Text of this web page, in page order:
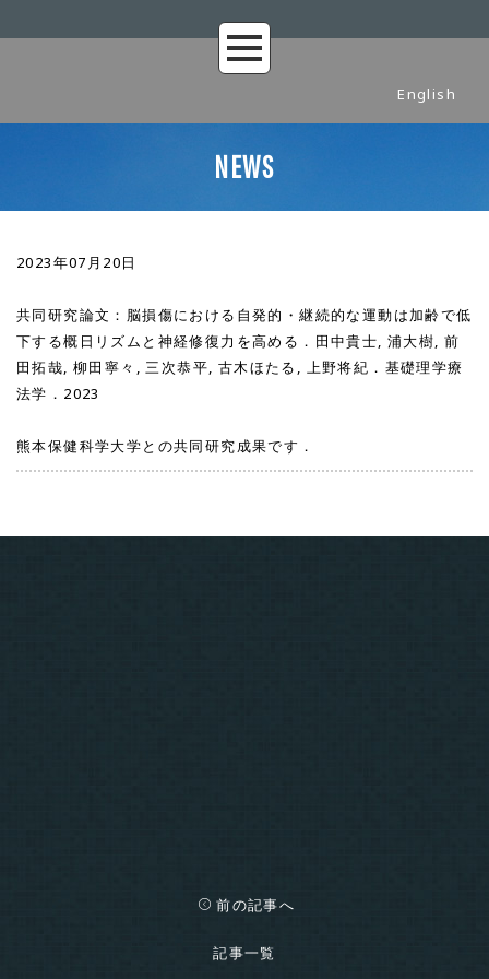
English
NEWS
2023年07月20日
共同研究論文：脳損傷における自発的・継続的な運動は加齢で低
下する概日リズムと神経修復力を高める．田中貴士, 浦大樹, 前
田拓哉, 柳田寧々, 三次恭平, 古木ほたる, 上野将紀．基礎理学療
法学．2023
熊本保健科学大学との共同研究成果です．
前の記事へ
記事一覧